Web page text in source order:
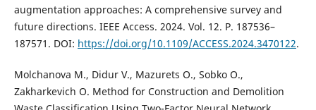
augmentation approaches: A comprehensive survey and
future directions. IEEE Access. 2024. Vol. 12. P. 187536–
187571. DOI: https://doi.org/10.1109/ACCESS.2024.3470122.
Molchanova M., Didur V., Mazurets O., Sobko O.,
Zakharkevich O. Method for Construction and Demolition